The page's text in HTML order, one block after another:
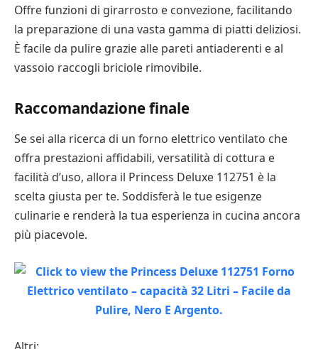
Offre funzioni di girarrosto e convezione, facilitando
la preparazione di una vasta gamma di piatti deliziosi.
È facile da pulire grazie alle pareti antiaderenti e al
vassoio raccogli briciole rimovibile.
Raccomandazione finale
Se sei alla ricerca di un forno elettrico ventilato che
offra prestazioni affidabili, versatilità di cottura e
facilità d’uso, allora il Princess Deluxe 112751 è la
scelta giusta per te. Soddisferà le tue esigenze
culinarie e renderà la tua esperienza in cucina ancora
più piacevole.